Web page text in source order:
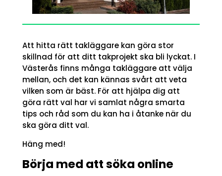
Att hitta rätt takläggare kan göra stor
skillnad för att ditt takprojekt ska bli lyckat. I
Västerås finns många takläggare att välja
mellan, och det kan kännas svårt att veta
vilken som är bäst. För att hjälpa dig att
göra rätt val har vi samlat några smarta
tips och råd som du kan ha i åtanke när du
ska göra ditt val.
Häng med!
Börja med att söka online